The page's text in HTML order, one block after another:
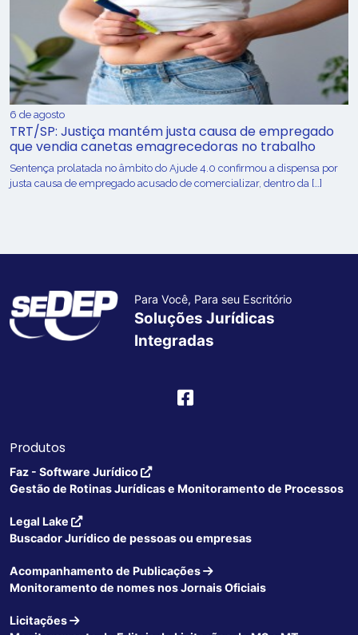
6 de agosto
TRT/SP: Justiça mantém justa causa de empregado
que vendia canetas emagrecedoras no trabalho
Sentença prolatada no âmbito do Ajude 4.0 confirmou a dispensa por
justa causa de empregado acusado de comercializar, dentro da […]
Para Você, Para seu Escritório
Soluções Jurídicas
Integradas
Produtos
Faz - Software Jurídico
Gestão de Rotinas Jurídicas e Monitoramento de Processos
Legal Lake
Buscador Jurídico de pessoas ou empresas
Acompanhamento de Publicações
Monitoramento de nomes nos Jornais Oficiais
Licitações